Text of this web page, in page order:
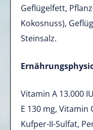
Geflügelfett,
Kokosnuss),
Steinsalz.
Vitamin A 13.000
E 130 mg, Vitamin
Kufper-II-Sulfat,